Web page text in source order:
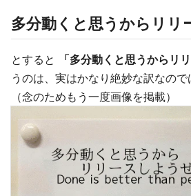
多分動くと思うからリリ
とすると 「多分動くと思うからリ
うのは、実はかなり絶妙な訳なので
（念のためもう一度画像を掲載）